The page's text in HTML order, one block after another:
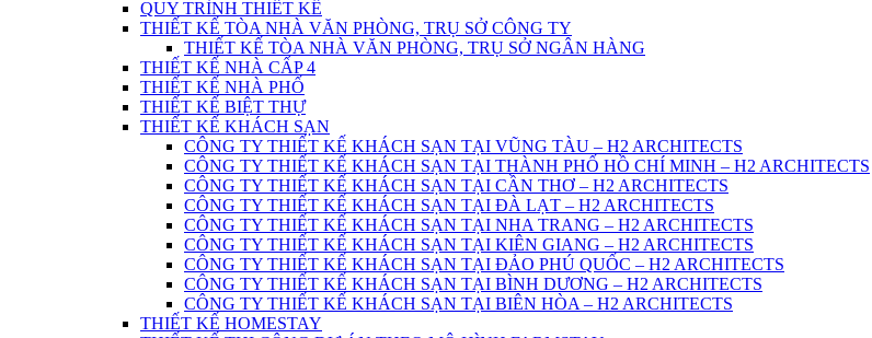
QUY TRÌNH THIẾT KẾ
THIẾT KẾ TÒA NHÀ VĂN PHÒNG, TRỤ SỞ CÔNG TY
THIẾT KẾ TÒA NHÀ VĂN PHÒNG, TRỤ SỞ NGÂN HÀNG
THIẾT KẾ NHÀ CẤP 4
THIẾT KẾ NHÀ PHỐ
THIẾT KẾ BIỆT THỰ
THIẾT KẾ KHÁCH SẠN
CÔNG TY THIẾT KẾ KHÁCH SẠN TẠI VŨNG TÀU – H2 ARCHITECTS
CÔNG TY THIẾT KẾ KHÁCH SẠN TẠI THÀNH PHỐ HỒ CHÍ MINH – H2 ARCHITECTS
CÔNG TY THIẾT KẾ KHÁCH SẠN TẠI CẦN THƠ – H2 ARCHITECTS
CÔNG TY THIẾT KẾ KHÁCH SẠN TẠI ĐÀ LẠT – H2 ARCHITECTS
CÔNG TY THIẾT KẾ KHÁCH SẠN TẠI NHA TRANG – H2 ARCHITECTS
CÔNG TY THIẾT KẾ KHÁCH SẠN TẠI KIÊN GIANG – H2 ARCHITECTS
CÔNG TY THIẾT KẾ KHÁCH SẠN TẠI ĐẢO PHÚ QUỐC – H2 ARCHITECTS
CÔNG TY THIẾT KẾ KHÁCH SẠN TẠI BÌNH DƯƠNG – H2 ARCHITECTS
CÔNG TY THIẾT KẾ KHÁCH SẠN TẠI BIÊN HÒA – H2 ARCHITECTS
THIẾT KẾ HOMESTAY